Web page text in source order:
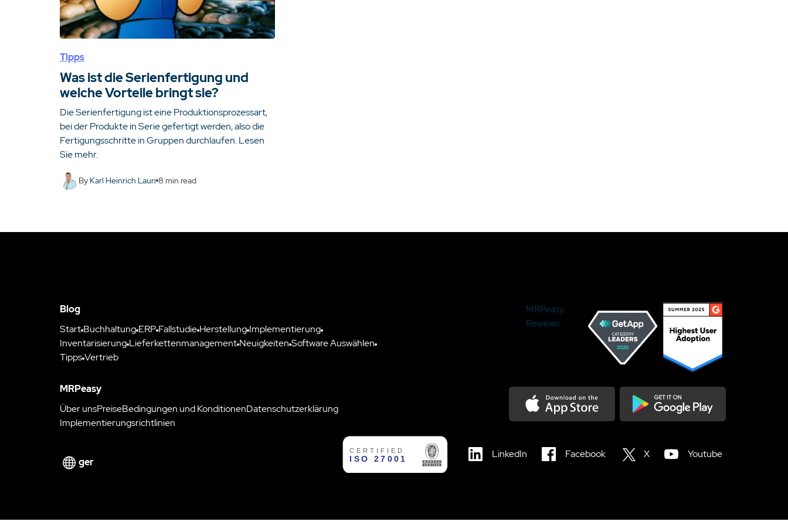
Tipps
Was ist die Serienfertigung und
welche Vorteile bringt sie?
Die Serienfertigung ist eine Produktionsprozessart,
bei der Produkte in Serie gefertigt werden, also die
Fertigungsschritte in Gruppen durchlaufen. Lesen
Sie mehr.
By Karl Heinrich Lauri 8 min read
Blog
Start Buchhaltung ERP Fallstudie Herstellung Implementierung
Inventarisierung Lieferkettenmanagement Neuigkeiten Software Auswählen
TippsVertrieb
MRPeasy
Über unsPreiseBedingungen und KonditionenDatenschutzerklärung
Implementierungsrichtlinien
MRPeasy
Reviews
ger
LinkedIn Facebook X Youtube